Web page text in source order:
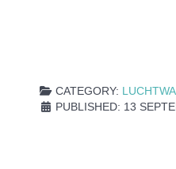
CATEGORY:
PUBLISHED: 13